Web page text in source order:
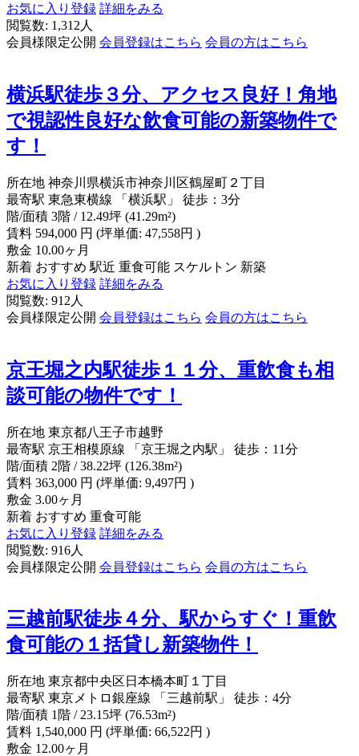
お気に入り登録 詳細をみる
閲覧数: 1,312人
会員様限定公開 会員登録はこちら 会員の方はこちら
横浜駅徒歩３分、アクセス良好！角地
で視認性良好な飲食可能の新築物件で
す！
所在地 神奈川県横浜市神奈川区鶴屋町２丁目
最寄駅 東急東横線 「横浜駅」 徒歩：3分
階/面積 3階 / 12.49坪 (41.29m²)
賃料 594,000 円 (坪単価: 47,558円 )
敷金 10.00ヶ月
新着 おすすめ 駅近 重食可能 スケルトン 新築
お気に入り登録 詳細をみる
閲覧数: 912人
会員様限定公開 会員登録はこちら 会員の方はこちら
京王堀之内駅徒歩１１分、重飲食も相
談可能の物件です！
所在地 東京都八王子市越野
最寄駅 京王相模原線 「京王堀之内駅」 徒歩：11分
階/面積 2階 / 38.22坪 (126.38m²)
賃料 363,000 円 (坪単価: 9,497円 )
敷金 3.00ヶ月
新着 おすすめ 重食可能
お気に入り登録 詳細をみる
閲覧数: 916人
会員様限定公開 会員登録はこちら 会員の方はこちら
三越前駅徒歩４分、駅からすぐ！重飲
食可能の１括貸し新築物件！
所在地 東京都中央区日本橋本町１丁目
最寄駅 東京メトロ銀座線 「三越前駅」 徒歩：4分
階/面積 1階 / 23.15坪 (76.53m²)
賃料 1,540,000 円 (坪単価: 66,522円 )
敷金 12.00ヶ月